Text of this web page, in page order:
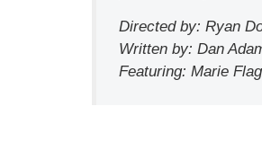
Directed by: Ryan
Written by: Dan
Featuring: Marie